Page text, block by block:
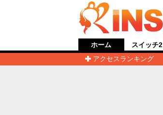
ホーム
アクセスランキング
スイッチ2